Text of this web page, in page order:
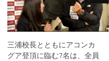
三浦校長とともにアコンカ
グア登頂に臨む7名は、全員